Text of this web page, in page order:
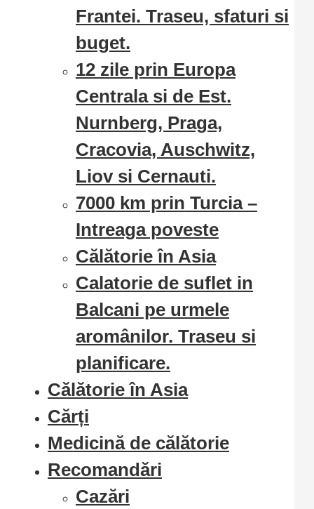
Frantei. Traseu, sfaturi si
buget.
12 zile prin Europa
Centrala si de Est.
Nurnberg, Praga,
Cracovia, Auschwitz,
Liov si Cernauti.
7000 km prin Turcia –
Intreaga poveste
Călătorie în Asia
Calatorie de suflet in
Balcani pe urmele
aromânilor. Traseu si
planificare.
Călătorie în Asia
Cărți
Medicină de călătorie
Recomandări
Cazări